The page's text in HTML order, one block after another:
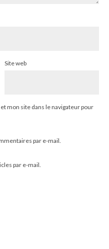
Site web
mon site dans le navigateur pour
par e-mail.
par e-mail.